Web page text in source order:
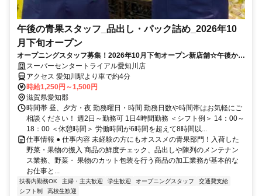
午後の青果スタッフ_品出し・パック詰め_2026年10
月下旬オープン
オープニングスタッフ募集！2026年10月下旬オープン新店舗☆午後から
ゆっくり勤務♪未経験者◎
スーパーセンタートライアル愛知川店
アクセス 愛知川駅より車で約4分
時給1,250円～1,500円
滋賀県愛知郡
時間帯 昼、夕方・夜 勤務曜日・時間 勤務日数や時間帯はお気軽にご
相談ください！ 週2日～勤務可 1日4時間勤務 ＜シフト例＞ 14：00～
18：00 ＜休憩時間＞ 労働時間が6時間を超えて8時間以...
仕事情報 ● 仕事内容 未経験の方にもオススメの青果部門！入荷した
野菜・果物の搬入 商品の鮮度チェック、品出しや陳列のメンテナン
ス業務、野菜・ 果物のカット包装を行う商品の加工業務が基本的な
お仕事と...
扶養内勤務OK 主婦・主夫歓迎 学生歓迎 オープニングスタッフ
交通費支給
シフト制
高校生歓迎